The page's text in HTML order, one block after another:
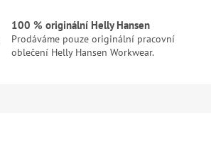
100 % originální Helly Hansen
Prodáváme pouze originální pracovní
oblečení Helly Hansen Workwear.